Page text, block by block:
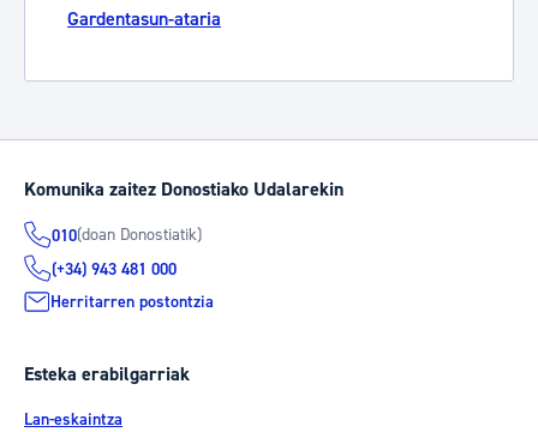
Gardentasun-ataria
Komunika zaitez Donostiako Udalarekin
010(doan Donostiatik)
(+34) 943 481 000
Herritarren postontzia
Esteka erabilgarriak
Lan-eskaintza